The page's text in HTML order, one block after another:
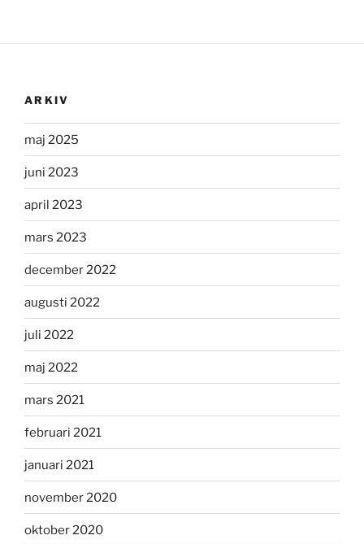
ARKIV
maj 2025
juni 2023
april 2023
mars 2023
december 2022
augusti 2022
juli 2022
maj 2022
mars 2021
februari 2021
januari 2021
november 2020
oktober 2020